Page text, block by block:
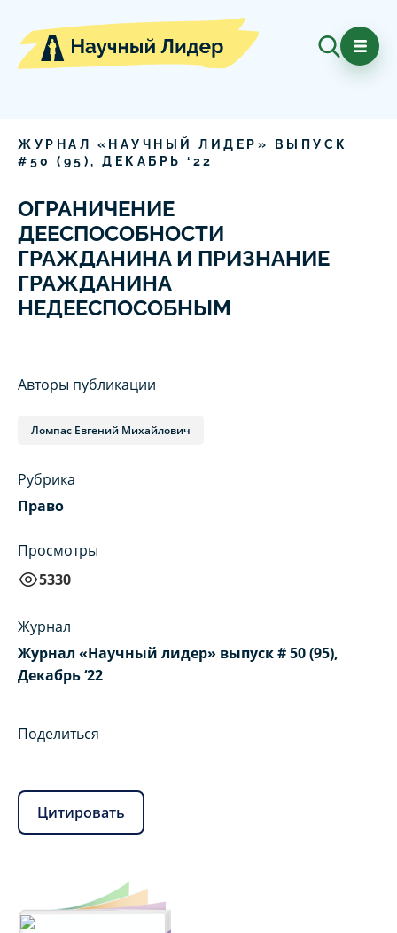
ЖУРНАЛ «НАУЧНЫЙ ЛИДЕР» ВЫПУСК
# 50 ( 95 ), ДЕКАБРЬ ‘ 22
ОГРАНИЧЕНИЕ
ДЕЕСПОСОБНОСТИ
ГРАЖДАНИНА И ПРИЗНАНИЕ
ГРАЖДАНИНА
НЕДЕЕСПОСОБНЫМ
Авторы публикации
Ломпас Евгений Михайлович
Рубрика
Право
Просмотры
5330
Журнал
Журнал «Научный лидер» выпуск # 50 (95),
Декабрь ‘22
Поделиться
Цитировать